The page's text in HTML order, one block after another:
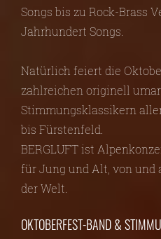
Songs bis zu Rock-Brass
Jahrhundert Songs.
Natürlich feiert die
zahlreichen originell
Stimmungsklassikern
bis Fürstenfeld.
BERGLUFT ist
für Jung und Alt, von und
der Welt.
OKTOBERFEST-BAND &